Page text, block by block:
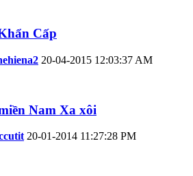
Cấp
20-04-2015 12:03:37 AM
Nam Xa xôi
20-01-2014 11:27:28 PM